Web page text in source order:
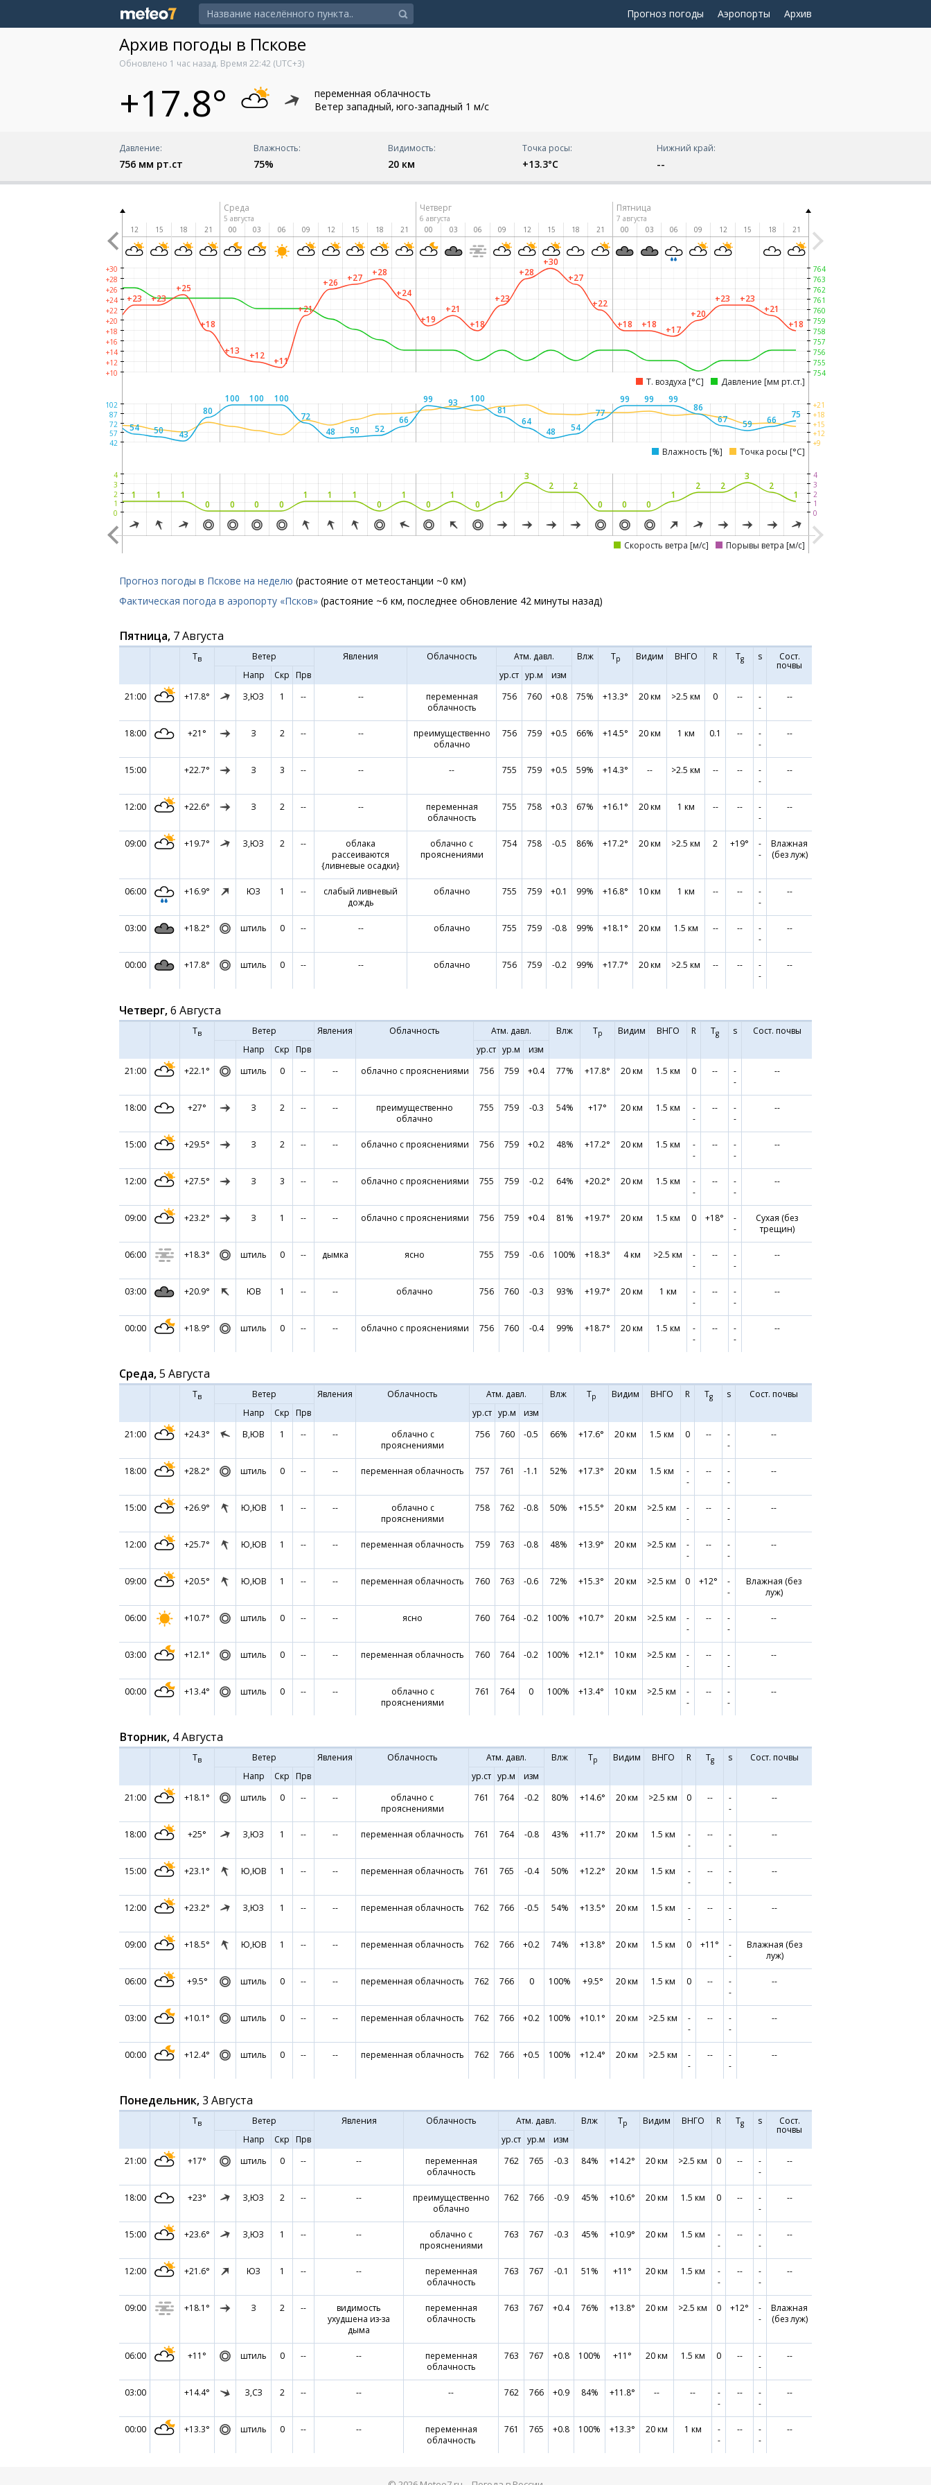
Прогноз погоды Аэропорты Архив
Архив погоды в Пскове
Обновлено 1 час назад. Время 22:42 (UTC+3)
+17.8°
переменная облачность
Ветер западный, юго-западный 1 м/с
Давление:
756 мм рт.ст
Влажность:
75%
Видимость:
20 км
Точка росы:
+13.3°C
Нижний край:
--
12 15 18 21
Среда
5 августа
00
03 06 09 12 15 18 21
Четверг
6 августа
00
03 06 09 12 15 18 21
Пятница
7 августа
00
03 06 09 12 15 18 21
+19
+23 +23
+25
+18
+13 +12 +11
+21
+26 +27
+28
+24
+19
+21
+18
+23
+28
+30
+27
+22
+18
+18 +17
+20
+23
+23
+21
+18
74
54
50 43
80
100 100
100
72
48
50 52
66
99 93
100
81
64
48
54
77
99 99 99
86
67
59 66 75
1 1
1
0
0 0 0
1 1
1
0
1
0
1
0
1
3
2
2
0
0 0
1
2 2
3
2
1
764
763
762
761
760
759
758
757
756
755
754
+30
+28
+26
+24
+22
+20
+18
+16
+14
+12
+10
Давление [мм рт.ст.]
Т. воздуха [°C]
+21
+18
+15
+12
+9
102
87
72
57
42
Точка росы [°C]
Влажность [%]
4
3
2
1
0
4
3
2
1
0
Порывы ветра [м/с]
Скорость ветра [м/с]
Прогноз погоды в Пскове на неделю (растояние от метеостанции ~0 км)
Фактическая погода в аэропорту «Псков» (растояние ~6 км, последнее обновление 42 минуты назад)
Пятница, 7 Августа
Тв Ветер Явления Облачность Атм. давл. Влж Тр Видим ВНГО R Tg s Сост.
почвы
Напр
Скр Прв ур.ст ур.м
изм
21:00
+17.8° З,ЮЗ 1 -- --
переменная
облачность
756 760 +0.8 75% +13.3° 20 км >2.5 км 0 --
-
-
--
18:00 +21° З 2 -- --
преимущественно
облачно
756 759 +0.5 66% +14.5° 20 км 1 км 0.1 --
-
-
--
15:00 +22.7° З 3 -- -- -- 755 759 +0.5 59% +14.3° -- >2.5 км -- --
-
-
--
12:00 +22.6° З 2 -- --
переменная
облачность
755 758 +0.3 67% +16.1° 20 км 1 км -- --
-
-
--
09:00 +19.7° З,ЮЗ 2 --
облака
рассеиваются
{ливневые осадки}
облачно с
прояснениями
754 758 -0.5 86% +17.2° 20 км >2.5 км 2 +19°
-
-
Влажная
(без луж)
06:00 +16.9° ЮЗ 1 --
слабый ливневый
дождь
облачно 755 759 +0.1 99% +16.8° 10 км 1 км -- --
-
-
--
03:00 +18.2° штиль 0 -- -- облачно 755 759 -0.8 99% +18.1° 20 км 1.5 км -- --
-
-
--
00:00 +17.8° штиль 0 -- -- облачно 756 759 -0.2 99% +17.7° 20 км >2.5 км -- --
-
-
--
Четверг,6 Августа
Тв Ветер Явления Облачность Атм. давл. Влж Тр Видим ВНГО R Tg s
Сост. почвы
Напр
Скр Прв ур.ст ур.м
изм
21:00
+22.1° штиль 0 -- -- облачно с прояснениями 756 759 +0.4 77% +17.8° 20 км 1.5 км 0 --
-
-
--
18:00 +27° З 2 -- --
преимущественно
облачно
755 759 -0.3 54% +17° 20 км 1.5 км
-
-
--
-
-
--
15:00 +29.5° З 2 -- -- облачно с прояснениями 756 759 +0.2 48% +17.2° 20 км 1.5 км
-
-
--
-
-
--
12:00 +27.5° З 3 -- -- облачно с прояснениями 755 759 -0.2 64% +20.2° 20 км 1.5 км
-
-
--
-
-
--
09:00 +23.2° З 1 -- -- облачно с прояснениями 756 759 +0.4 81% +19.7° 20 км 1.5 км 0 +18°
-
-
Сухая (без
трещин)
06:00 +18.3° штиль 0 -- дымка ясно 755 759 -0.6 100% +18.3° 4 км >2.5 км
-
-
--
-
-
--
03:00 +20.9° ЮВ 1 -- -- облачно 756 760 -0.3 93% +19.7° 20 км 1 км
-
-
--
-
-
--
00:00 +18.9° штиль 0 -- -- облачно с прояснениями 756 760 -0.4 99% +18.7° 20 км 1.5 км
-
-
--
-
-
--
Среда,5 Августа
Тв Ветер Явления Облачность Атм. давл. Влж Тр Видим ВНГО R Tg s
Сост. почвы
Напр
Скр Прв ур.ст ур.м
изм
21:00
+24.3° В,ЮВ 1 -- --
облачно с
прояснениями
756 760 -0.5 66% +17.6° 20 км 1.5 км 0 --
-
-
--
18:00 +28.2° штиль 0 -- -- переменная облачность 757 761 -1.1 52% +17.3° 20 км 1.5 км
-
-
--
-
-
--
15:00 +26.9° Ю,ЮВ 1 -- --
облачно с
прояснениями
758 762 -0.8 50% +15.5° 20 км >2.5 км
-
-
--
-
-
--
12:00 +25.7° Ю,ЮВ 1 -- -- переменная облачность 759 763 -0.8 48% +13.9° 20 км >2.5 км
-
-
--
-
-
--
09:00 +20.5° Ю,ЮВ 1 -- -- переменная облачность 760 763 -0.6 72% +15.3° 20 км >2.5 км 0 +12°
-
-
Влажная (без
луж)
06:00 +10.7° штиль 0 -- -- ясно 760 764 -0.2 100% +10.7° 20 км >2.5 км
-
-
--
-
-
--
03:00 +12.1° штиль 0 -- -- переменная облачность 760 764 -0.2 100% +12.1° 10 км >2.5 км
-
-
--
-
-
--
00:00 +13.4° штиль 0 -- --
облачно с
прояснениями
761 764 0 100% +13.4° 10 км >2.5 км
-
-
--
-
-
--
Вторник, 4 Августа
Тв Ветер Явления Облачность Атм. давл. Влж Тр Видим ВНГО R Tg s
Сост. почвы
Напр
Скр Прв ур.ст ур.м
изм
21:00
+18.1° штиль 0 -- --
облачно с
прояснениями
761 764 -0.2 80% +14.6° 20 км >2.5 км 0 --
-
-
--
18:00 +25° З,ЮЗ 1 -- -- переменная облачность 761 764 -0.8 43% +11.7° 20 км 1.5 км
-
-
--
-
-
--
15:00 +23.1° Ю,ЮВ 1 -- -- переменная облачность 761 765 -0.4 50% +12.2° 20 км 1.5 км
-
-
--
-
-
--
12:00 +23.2° З,ЮЗ 1 -- -- переменная облачность 762 766 -0.5 54% +13.5° 20 км 1.5 км
-
-
--
-
-
--
09:00 +18.5° Ю,ЮВ 1 -- -- переменная облачность 762 766 +0.2 74% +13.8° 20 км 1.5 км 0 +11°
-
-
Влажная (без
луж)
06:00 +9.5° штиль 0 -- -- переменная облачность 762 766 0 100% +9.5° 20 км 1.5 км 0 --
-
-
--
03:00 +10.1° штиль 0 -- -- переменная облачность 762 766 +0.2 100% +10.1° 20 км >2.5 км
-
-
--
-
-
--
00:00 +12.4° штиль 0 -- -- переменная облачность 762 766 +0.5 100% +12.4° 20 км >2.5 км
-
-
--
-
-
--
Понедельник, 3 Августа
Тв Ветер Явления Облачность Атм. давл. Влж Тр Видим ВНГО R Tg s Сост.
почвы
Напр
Скр Прв ур.ст ур.м
изм
21:00
+17° штиль 0 -- --
переменная
облачность
762 765 -0.3 84% +14.2° 20 км >2.5 км 0 --
-
-
--
18:00 +23° З,ЮЗ 2 -- --
преимущественно
облачно
762 766 -0.9 45% +10.6° 20 км 1.5 км 0 --
-
-
--
15:00 +23.6° З,ЮЗ 1 -- --
облачно с
прояснениями
763 767 -0.3 45% +10.9° 20 км 1.5 км
-
-
--
-
-
--
12:00 +21.6° ЮЗ 1 -- --
переменная
облачность
763 767 -0.1 51% +11° 20 км 1.5 км
-
-
--
-
-
--
09:00 +18.1° З 2 --
видимость
ухудшена из-за
дыма
переменная
облачность
763 767 +0.4 76% +13.8° 20 км >2.5 км 0 +12°
-
-
Влажная
(без луж)
06:00 +11° штиль 0 -- --
переменная
облачность
763 767 +0.8 100% +11° 20 км 1.5 км 0 --
-
-
--
03:00 +14.4° З,СЗ 2 -- -- -- 762 766 +0.9 84% +11.8° -- --
-
-
--
-
-
--
00:00 +13.3° штиль 0 -- --
переменная
облачность
761 765 +0.8 100% +13.3° 20 км 1 км
-
-
--
-
-
--